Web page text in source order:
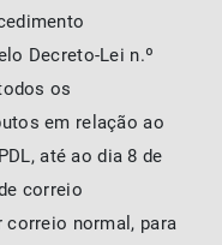
Decreto-Lei n.º
os
em relação ao
até ao dia 8 de
correio
normal, para